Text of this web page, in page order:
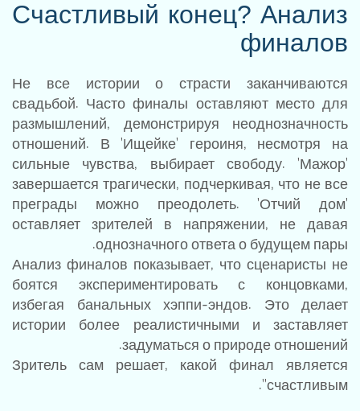
Счастливый конец? Анализ
финалов
Не все истории о страсти заканчиваются
свадьбой. Часто финалы оставляют место для
размышлений, демонстрируя неоднозначность
отношений. В 'Ищейке' героиня, несмотря на
сильные чувства, выбирает свободу. 'Мажор'
завершается трагически, подчеркивая, что не все
преграды можно преодолеть. 'Отчий дом'
оставляет зрителей в напряжении, не давая
однозначного ответа о будущем пары.
Анализ финалов показывает, что сценаристы не
боятся экспериментировать с концовками,
избегая банальных хэппи-эндов. Это делает
истории более реалистичными и заставляет
задуматься о природе отношений.
Зритель сам решает, какой финал является
'счастливым'.